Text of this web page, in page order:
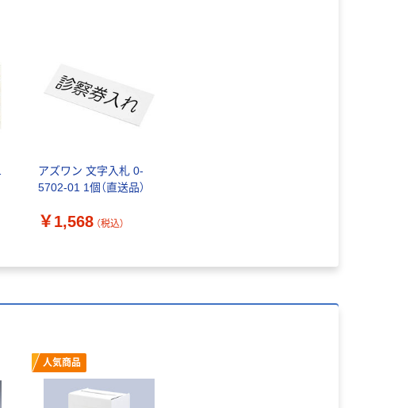
アズワン 文字入札 0-
5702-01 1個（直送品）
￥1,568 （税込）
人気商品